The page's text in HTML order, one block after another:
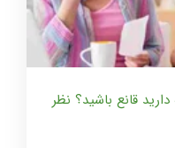
قانع باشید؟ نظر